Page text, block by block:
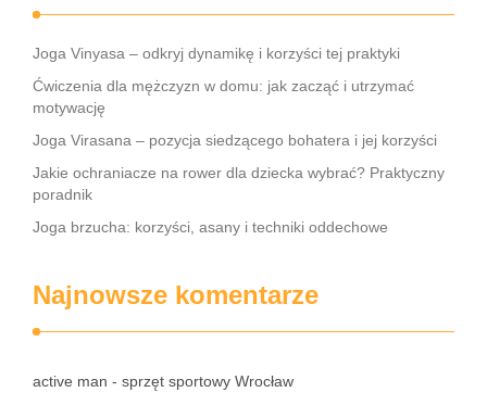
Joga Vinyasa – odkryj dynamikę i korzyści tej praktyki
Ćwiczenia dla mężczyzn w domu: jak zacząć i utrzymać
motywację
Joga Virasana – pozycja siedzącego bohatera i jej korzyści
Jakie ochraniacze na rower dla dziecka wybrać? Praktyczny
poradnik
Joga brzucha: korzyści, asany i techniki oddechowe
Najnowsze komentarze
active man - sprzęt sportowy Wrocław